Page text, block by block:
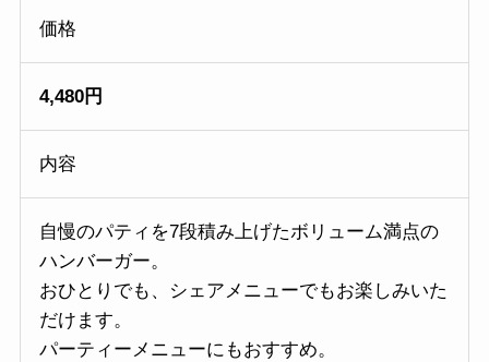
価格
4,480円
内容
自慢のパティを7段積み上げたボリューム満点の
ハンバーガー。
おひとりでも、シェアメニューでもお楽しみいた
だけます。
パーティーメニューにもおすすめ。